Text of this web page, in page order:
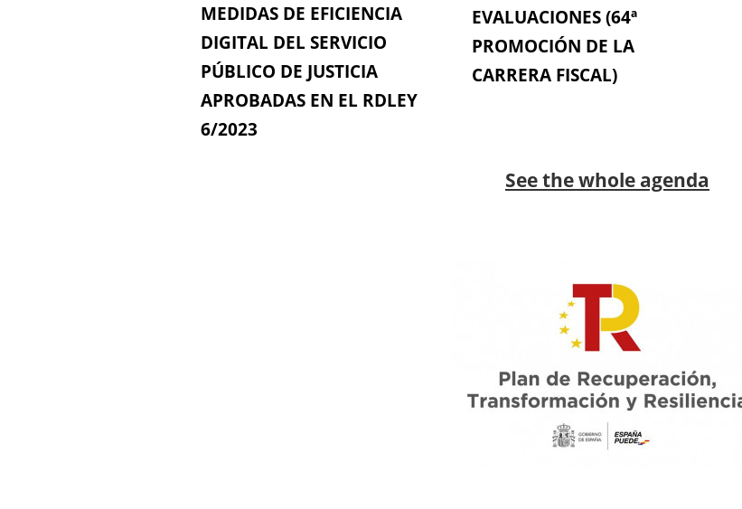
MEDIDAS DE EFICIENCIA
DIGITAL DEL SERVICIO
PÚBLICO DE JUSTICIA
APROBADAS EN EL RDLEY
6/2023
EVALUACIONES (64ª
PROMOCIÓN DE LA
CARRERA FISCAL)
See the whole agenda